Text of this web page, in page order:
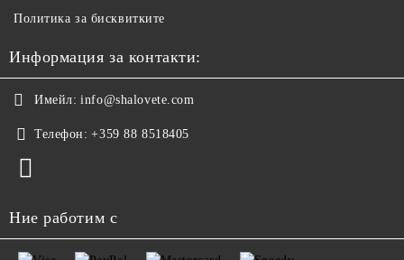
Политика за бисквитките
Информация за контакти:
Имейл: info@shalovete.com
Телефон: +359 88 8518405
Ние работим с